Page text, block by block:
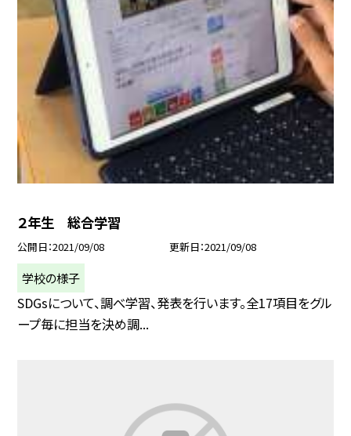
２年生 総合学習
公開日 2021/09/08 更新日 2021/09/08
学校の様子
SDGsについて、調べ学習、発表を行います。全17項目をグル
ープ毎に担当を決め調...